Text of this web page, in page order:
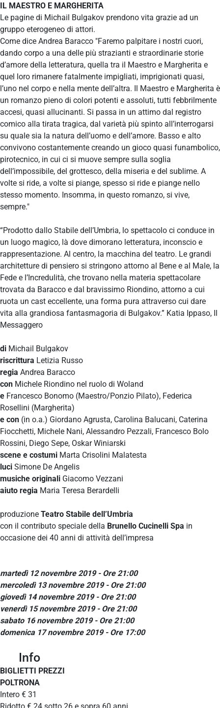
IL MAESTRO E MARGHERITA
Le pagine di Michail Bulgakov prendono vita grazie ad un
gruppo eterogeneo di attori.
Come dice Andrea Baracco "Faremo palpitare i nostri cuori,
dando corpo a una delle più strazianti e straordinarie storie
d’amore della letteratura, quella tra il Maestro e Margherita e
quel loro rimanere fatalmente impigliati, imprigionati quasi,
l’uno nel corpo e nella mente dell’altra. Il Maestro e Margherita è
un romanzo pieno di colori potenti e assoluti, tutti febbrilmente
accesi, quasi allucinanti. Si passa in un attimo dal registro
comico alla tirata tragica, dal varietà più spinto all’interrogarsi
su quale sia la natura dell’uomo e dell’amore. Basso e alto
convivono costantemente creando un gioco quasi funambolico,
pirotecnico, in cui ci si muove sempre sulla soglia
dell’impossibile, del grottesco, della miseria e del sublime. A
volte si ride, a volte si piange, spesso si ride e piange nello
stesso momento. Insomma, in questo romanzo, si vive,
sempre."
“Prodotto dallo Stabile dell’Umbria, lo spettacolo ci conduce in
un luogo magico, là dove dimorano letteratura, inconscio e
rappresentazione. Al centro, la macchina del teatro. Le grandi
architetture di pensiero si stringono attorno al Bene e al Male, la
Fede e l’Incredulità, che trovano nella materia spettacolare
trovata da Baracco e dal bravissimo Riondino, attorno a cui
ruota un cast eccellente, una forma pura attraverso cui dare
vita alla grandiosa fantasmagoria di Bulgakov.” Katia Ippaso, Il
Messaggero
di Michail Bulgakov
riscrittura Letizia Russo
regia Andrea Baracco
con Michele Riondino nel ruolo di Woland
e Francesco Bonomo (Maestro/Ponzio Pilato), Federica
Rosellini (Margherita)
e con (in o.a.) Giordano Agrusta, Carolina Balucani, Caterina
Fiocchetti, Michele Nani, Alessandro Pezzali, Francesco Bolo
Rossini, Diego Sepe, Oskar Winiarski
scene e costumi Marta Crisolini Malatesta
luci Simone De Angelis
musiche originali Giacomo Vezzani
aiuto regia Maria Teresa Berardelli
produzione Teatro Stabile dell’Umbria
con il contributo speciale della Brunello Cucinelli Spa in
occasione dei 40 anni di attività dell’impresa
martedì 12 novembre 2019 - Ore 21:00
mercoledì 13 novembre 2019 - Ore 21:00
giovedì 14 novembre 2019 - Ore 21:00
venerdì 15 novembre 2019 - Ore 21:00
sabato 16 novembre 2019 - Ore 21:00
domenica 17 novembre 2019 - Ore 17:00
Info
BIGLIETTI PREZZI
POLTRONA
Intero € 31